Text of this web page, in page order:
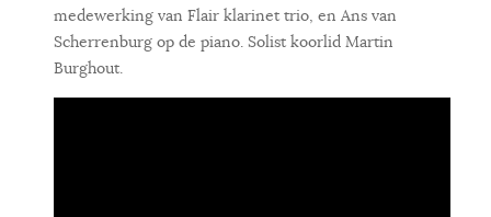
medewerking van Flair klarinet trio, en Ans van
Scherrenburg op de piano. Solist koorlid Martin
Burghout.